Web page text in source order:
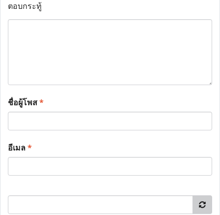
ตอบกระทู้
ชื่อผู้โพส*
อีเมล*